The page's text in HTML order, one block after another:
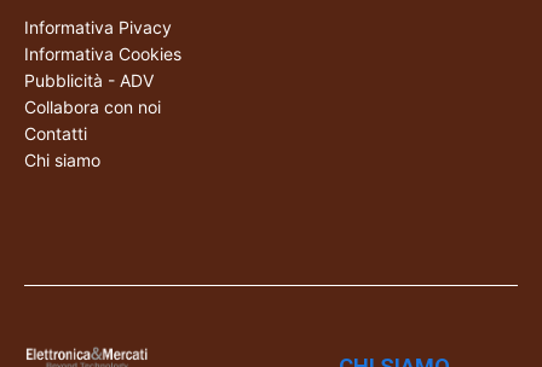
Informativa Pivacy
Informativa Cookies
Pubblicità - ADV
Collabora con noi
Contatti
Chi siamo